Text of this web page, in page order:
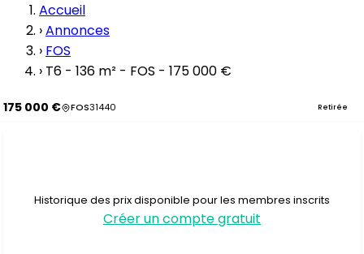
Accueil
›Annonces
› FOS
› T6 - 136 m² - FOS - 175 000 €
175 000 € FOS31440 Retirée
Historique des prix disponible pour les membres inscrits
Créer un compte gratuit